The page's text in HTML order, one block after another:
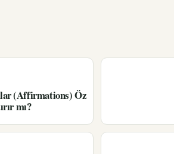
(Affirmations) Öz
mı?